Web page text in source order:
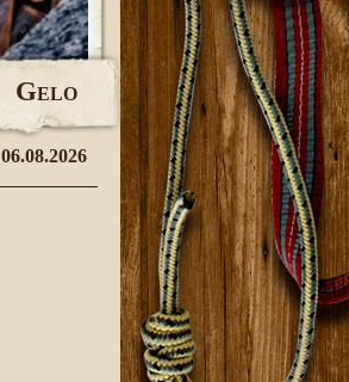
GELO
06.08.2026